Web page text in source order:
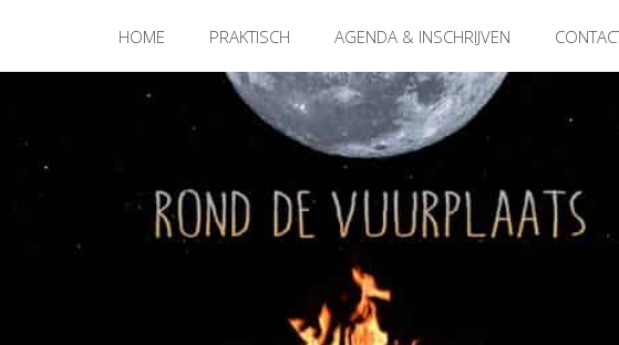
HOME PRAKTISCH AGENDA & INSCHRIJVEN